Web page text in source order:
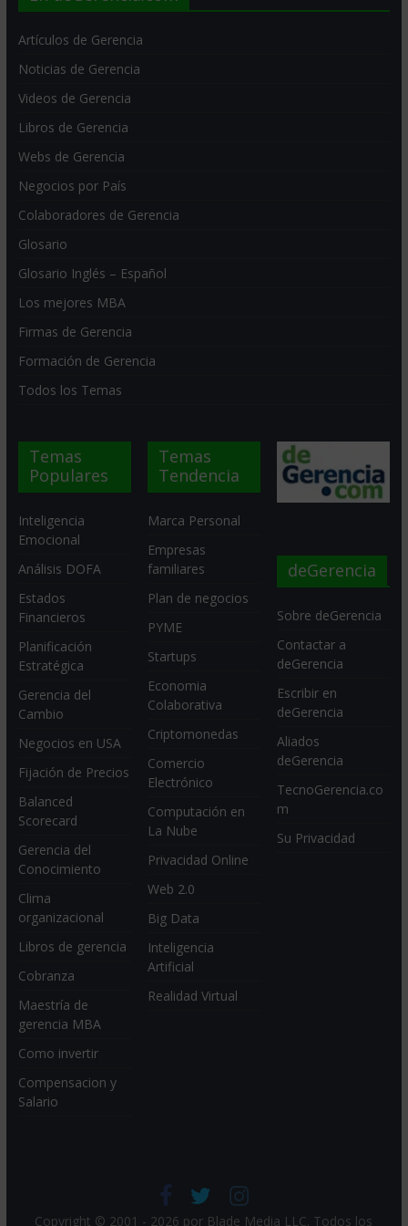
Artículos de Gerencia
Noticias de Gerencia
Videos de Gerencia
Libros de Gerencia
Webs de Gerencia
Negocios por País
Colaboradores de Gerencia
Glosario
Glosario Inglés – Español
Los mejores MBA
Firmas de Gerencia
Formación de Gerencia
Todos los Temas
Temas
Populares
Inteligencia
Emocional
Análisis DOFA
Estados
Financieros
Planificación
Estratégica
Gerencia del
Cambio
Negocios en USA
Fijación de Precios
Balanced
Scorecard
Gerencia del
Conocimiento
Clima
organizacional
Libros de gerencia
Cobranza
Maestría de
gerencia MBA
Como invertir
Compensacion y
Salario
Temas
Tendencia
Marca Personal
Empresas
familiares
Plan de negocios
PYME
Startups
Economia
Colaborativa
Criptomonedas
Comercio
Electrónico
Computación en
La Nube
Privacidad Online
Web 2.0
Big Data
Inteligencia
Artificial
Realidad Virtual
deGerencia
Sobre deGerencia
Contactar a
deGerencia
Escribir en
deGerencia
Aliados
deGerencia
TecnoGerencia.co
m
Su Privacidad
Copyright © 2001 - 2026 por Blade Media LLC. Todos los